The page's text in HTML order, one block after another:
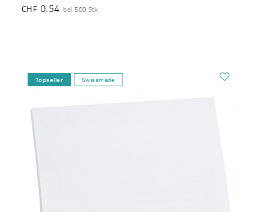
CHF 0.54 bei 500 Stk
Topseller Swissmade